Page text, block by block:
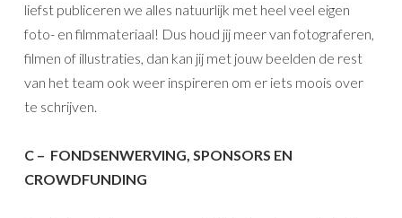
liefst publiceren we alles natuurlijk met heel veel eigen
foto- en filmmateriaal! Dus houd jij meer van fotograferen,
filmen of illustraties, dan kan jij met jouw beelden de rest
van het team ook weer inspireren om er iets moois over
te schrijven.
C – FONDSENWERVING, SPONSORS EN
CROWDFUNDING